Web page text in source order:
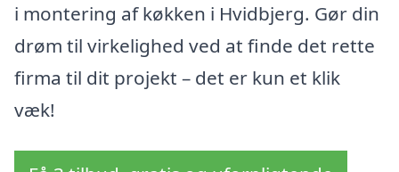
i montering af køkken i Hvidbjerg. Gør din
drøm til virkelighed ved at finde det rette
firma til dit projekt – det er kun et klik
væk!